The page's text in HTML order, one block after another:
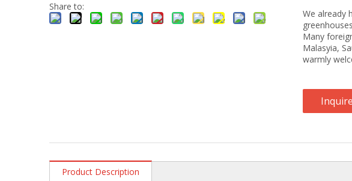
Share to:
We already
Many
Malasyia,
warmly
Inquire
Product Description